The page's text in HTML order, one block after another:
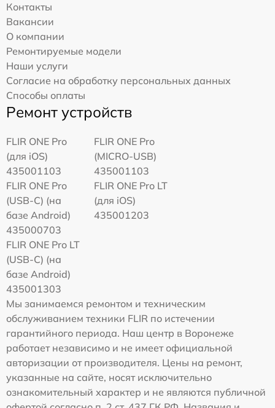
Контакты
Вакансии
О компании
Ремонтируемые модели
Наши услуги
Согласие на обработку персональных данных
Способы оплаты
Ремонт устройств
FLIR ONE Pro
(для iOS)
435001103
FLIR ONE Pro
(MICRO-USB)
435001103
FLIR ONE Pro
(USB-C) (на
базе Android)
435000703
FLIR ONE Pro LT
(для iOS)
435001203
FLIR ONE Pro LT
(USB-C) (на
базе Android)
435001303
Мы занимаемся ремонтом и техническим
обслуживанием техники FLIR по истечении
гарантийного периода. Наш центр в Воронеже
работает независимо и не имеет официальной
авторизации от производителя. Цены на ремонт,
указанные на сайте, носят исключительно
ознакомительный характер и не являются публичной